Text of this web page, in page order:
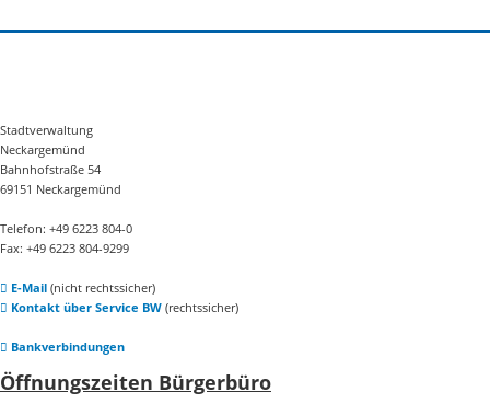
Stadtverwaltung
Neckargemünd
Bahnhofstraße 54
69151 Neckargemünd
Telefon: +49 6223 804-0
Fax: +49 6223 804-9299
E-Mail(nicht rechtssicher)
Kontakt über Service BW(rechtssicher)
Bankverbindungen
Öffnungszeiten Bürgerbüro